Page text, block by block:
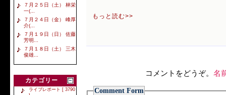
７月２５日（土） 林栄
一(...
７月２４日（金） 峰厚
介(...
７月１９日（日） 佐藤
芳明...
７月１８日（土） 三木
俊雄...
カテゴリー
ライブレポート [ 3790
もっと読む>>
コメントをどうぞ。 名
Comment Form